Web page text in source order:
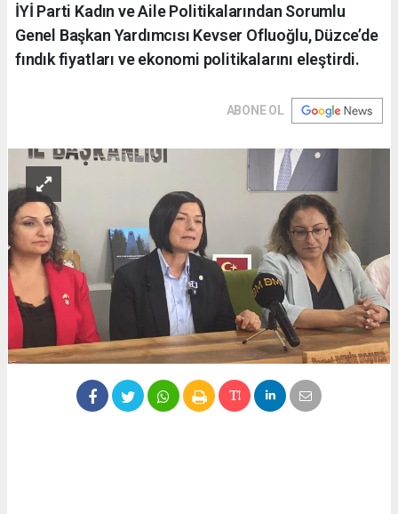
İYİ Parti Kadın ve Aile Politikalarından Sorumlu
Genel Başkan Yardımcısı Kevser Ofluoğlu, Düzce’de
fındık fiyatları ve ekonomi politikalarını eleştirdi.
ABONE OL